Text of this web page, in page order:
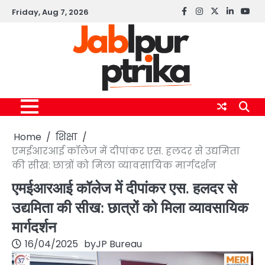
SkipFriday, Aug 7, 2026 Facebook
instagram
twitterlinkedin
Home
शिक्षा
एमईआरआई कॉलेज में दीपांकर एस. हलदर से उद्यमिता
की सीख: छात्रों को मिला व्यावसायिक मार्गदर्शन
एमईआरआई कॉलेज में दीपांकर एस. हलदर से
उद्यमिता की सीख: छात्रों को मिला व्यावसायिक
मार्गदर्शन
16/04/2025 byJP Bureau